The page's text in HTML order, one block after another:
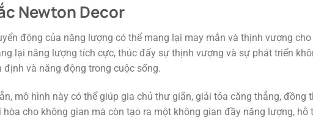
Newton Decor
động của năng lượng có thể mang lại may mắn và thịnh vượng
lại năng lượng tích cực, thúc đẩy sự thịnh vượng và sự phát triển
và năng động trong cuộc sống.
mô hình này có thể giúp gia chủ thư giãn, giải tỏa căng thẳng, đồng
cho không gian mà còn tạo ra một không gian đầy năng lượng, hỗ